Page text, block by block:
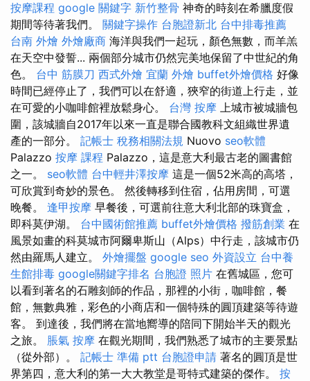
按摩課程 google 關鍵字 新竹整骨 神奇的時刻在希臘度假
期間等待著我們。 關鍵字操作 台胞證新北 台中排毒推薦
台南 外燴 外燴廠商 海洋與我們一起玩，顏色無數，而羊羔
在天空中發誓... 兩個部分城市仍然完美地保留了中世紀的角
色。 台中 筋膜刀 西式外燴 宜蘭 外燴 buffet外燴價格 好像
時間已經停止了，我們可以在舒適，狹窄的街道上行走，並
在可愛的小咖啡館裡放鬆身心。 台灣 按摩 上城市被城牆包
圍，該城牆自2017年以來一直是聯合國教科文組織世界遺
產的一部分。 記帳士 稅務相關法規 Nuovo seo軟體
Palazzo 按摩 課程 Palazzo，這是意大利最古老的圖書館
之一。 seo軟體 台中輕井澤按摩 這是一個52米高的高塔，
可欣賞到奇妙的景色。 然後轉移到住宿，佔用房間，可選
晚餐。 逢甲按摩 早餐後，可選前往意大利北部的珠寶盒，
即科莫伊湖。 台中國術館推薦 buffet外燴價格 撥筋創業 在
風景如畫的科莫城市阿爾卑斯山（Alps）中行走，該城市仍
然由羅馬人建立。 外燴擺盤 google seo 外資設立 台中養
生館排毒 google關鍵字排名 台胞證 照片 在舊城區，您可
以看到著名的石雕刻師的作品，那裡的小街，咖啡館，餐
館，無數典雅，彩色的小商店和一個特殊的圓頂建築等待遊
客。 到達後，我們將在當地嚮導的陪同下開始半天的觀光
之旅。 脹氣 按摩 在觀光期間，我們熟悉了城市的主要景點
（從外部）。 記帳士 準備 ptt 台胞證申請 著名的圓頂是世
界第四，意大利的第一大大教堂是哥特式建築的傑作。 按